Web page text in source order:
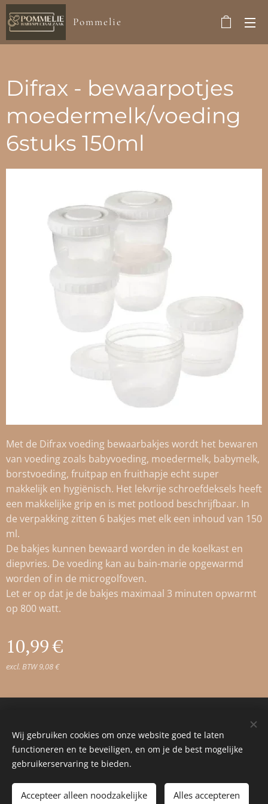
Pommelie
Difrax - bewaarpotjes
moedermelk/voeding
6stuks 150ml
Met de Difrax voeding bewaarbakjes wordt het bewaren
van voeding zoals babyvoeding, moedermelk, babymelk,
borstvoeding, fruitpap en fruithapje echt super
makkelijk en hygiënisch. Het lekvrije schroefdeksels heeft
een makkelijke grip en is met potlood beschrijfbaar. In
de verpakking zitten 6 bakjes met elk een inhoud van 150
ml.
De bakjes kunnen bewaard worden in de koelkast en
diepvries. De voeding kan au bain-marie opgewarmd
worden of in de microgolfoven.
Let er op dat je de bakjes maximaal 3 minuten opwarmt
op 800 watt.
10,99€
excl. BTW 9,08 €
Toevoegen aan de winkelwagen
Cookies
Wij gebruiken cookies om onze website goed te laten
functioneren en te beveiligen, en om je de best mogelijke
gebruikerservaring te bieden.
Accepteer alleen noodzakelijke Alles accepteren